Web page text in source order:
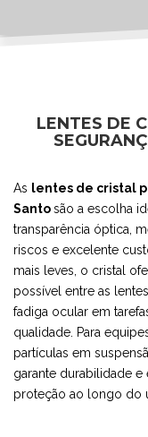
LENTES DE
As lentes de cristal
Santosão a escolha
transparência óptica,
riscos e excelente
mais leves, o cristal
possível entre as
fadiga ocular em
qualidade. Para
partículas em
garante durabilidade
proteção ao longo do